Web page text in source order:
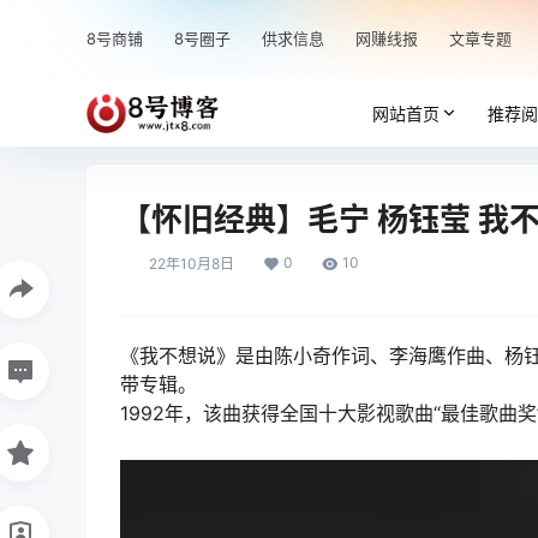
8号商铺 8号圈子 供求信息 网赚线报 文章专题
网站首页 推荐
【怀旧经典】毛宁 杨钰莹
22年10月8日 0 10
《我不想说》是由陈小奇作词、李海鹰作曲、
带专辑。
1992年，该曲获得全国十大影视歌曲“最佳歌曲